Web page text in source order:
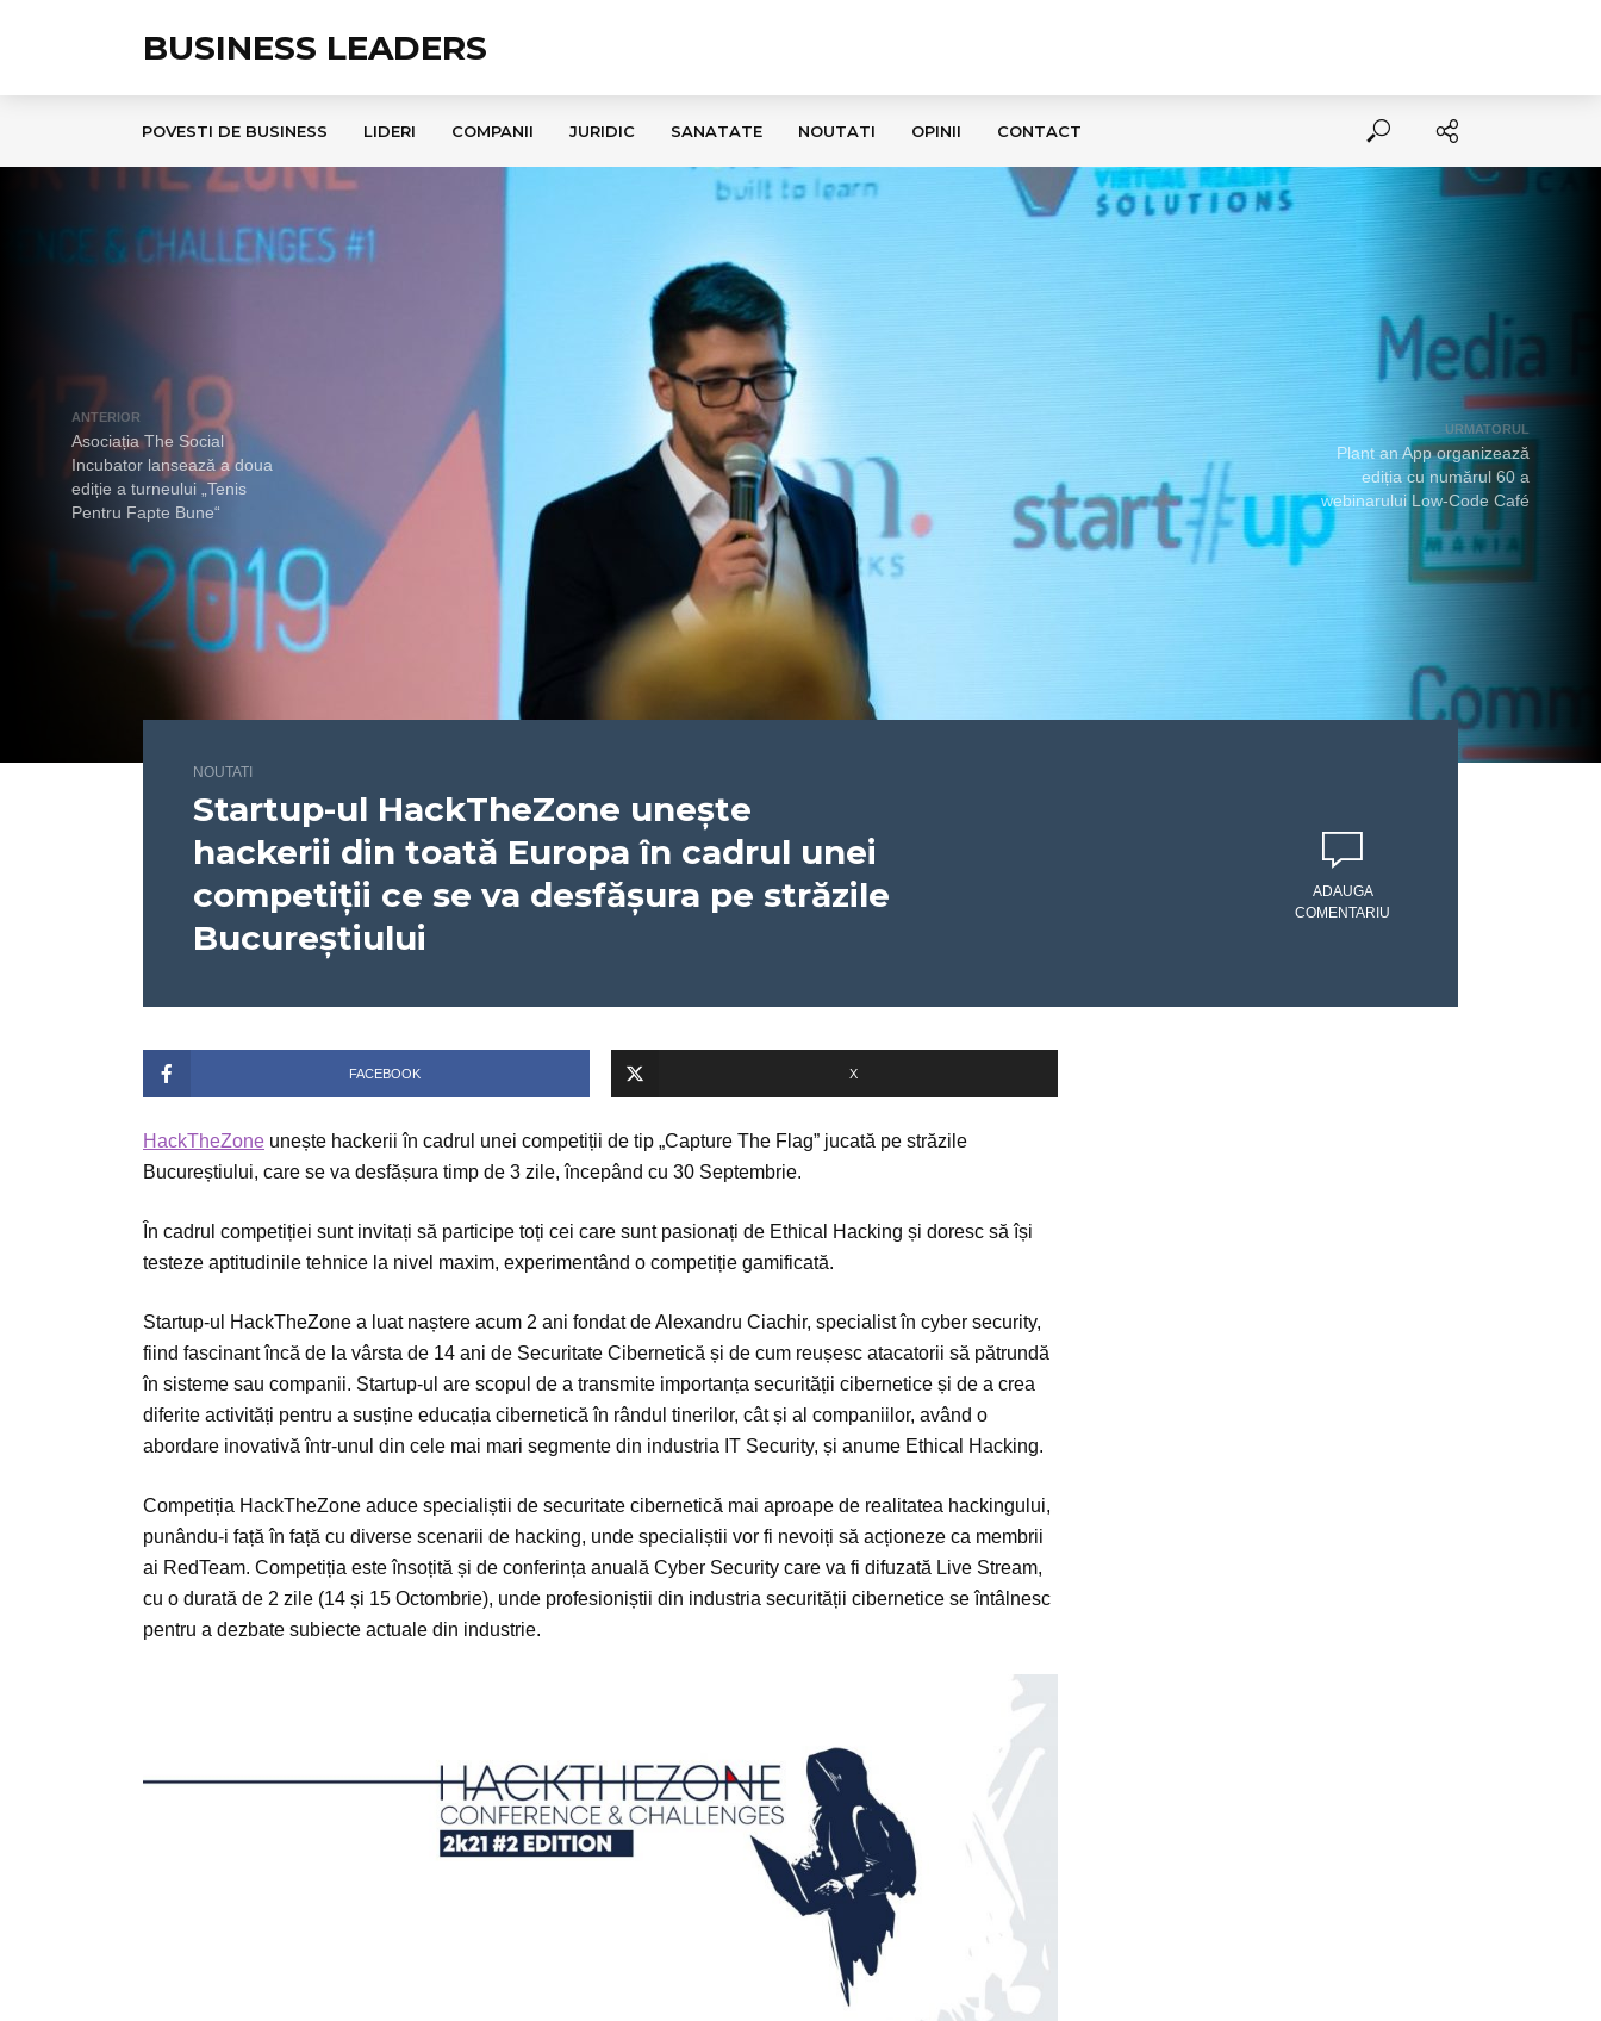
BUSINESS LEADERS
POVESTI DE BUSINESS LIDERI COMPANII JURIDIC SANATATE NOUTATI OPINII CONTACT
ANTERIOR
Asociația The Social
Incubator lansează a doua
ediție a turneului „Tenis
Pentru Fapte Bune“
URMATORUL
Plant an App organizează
ediția cu numărul 60 a
webinarului Low-Code Café
NOUTATI
Startup-ul HackTheZone unește
hackerii din toată Europa în cadrul unei
competiții ce se va desfășura pe străzile
Bucureștiului
ADAUGA
COMENTARIU
FACEBOOK X
HackTheZone unește hackerii în cadrul unei competiții de tip „Capture The Flag” jucată pe străzile
Bucureștiului, care se va desfășura timp de 3 zile, începând cu 30 Septembrie.
În cadrul competiției sunt invitați să participe toți cei care sunt pasionați de Ethical Hacking și doresc să își
testeze aptitudinile tehnice la nivel maxim, experimentând o competiție gamificată.
Startup-ul HackTheZone a luat naștere acum 2 ani fondat de Alexandru Ciachir, specialist în cyber security,
fiind fascinant încă de la vârsta de 14 ani de Securitate Cibernetică și de cum reușesc atacatorii să pătrundă
în sisteme sau companii. Startup-ul are scopul de a transmite importanța securității cibernetice și de a crea
diferite activități pentru a susține educația cibernetică în rândul tinerilor, cât și al companiilor, având o
abordare inovativă într-unul din cele mai mari segmente din industria IT Security, și anume Ethical Hacking.
Competiția HackTheZone aduce specialiștii de securitate cibernetică mai aproape de realitatea hackingului,
punându-i față în față cu diverse scenarii de hacking, unde specialiștii vor fi nevoiți să acționeze ca membrii
ai RedTeam. Competiția este însoțită și de conferința anuală Cyber Security care va fi difuzată Live Stream,
cu o durată de 2 zile (14 și 15 Octombrie), unde profesioniștii din industria securității cibernetice se întâlnesc
pentru a dezbate subiecte actuale din industrie.